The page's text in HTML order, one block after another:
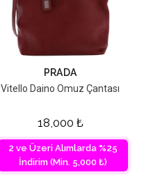
PRADA
Vitello Daino Omuz Çantası
18,000 ₺
2 ve Üzeri Alımlarda %25
İndirim (Min. 5,000 ₺)